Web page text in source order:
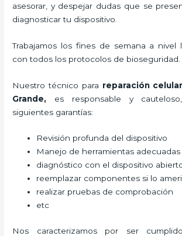
asesorar, y despejar dudas que se
diagnosticar tu dispositivo.
Trabajamos los fines de semana a nivel
con todos los protocolos de bioseguridad.
Nuestro técnico para reparación
Grande, es responsable y
siguientes garantías:
Revisión profunda del dispositivo
Manejo de herramientas adecuadas
diagnóstico con el dispositivo
reemplazar componentes si lo
realizar pruebas de comprobación
etc
Nos caracterizamos por ser